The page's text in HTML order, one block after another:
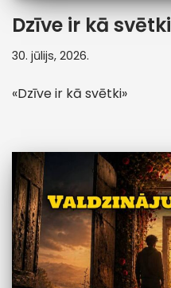
Dzīve ir kā svētki
30. jūlijs, 2026.
«Dzīve ir kā svētki»